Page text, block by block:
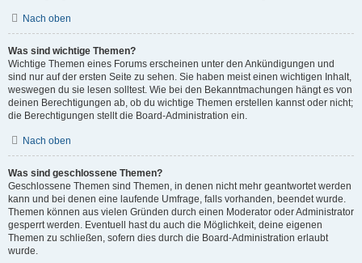
Nach oben
Was sind wichtige Themen?
Wichtige Themen eines Forums erscheinen unter den Ankündigungen und
sind nur auf der ersten Seite zu sehen. Sie haben meist einen wichtigen Inhalt,
weswegen du sie lesen solltest. Wie bei den Bekanntmachungen hängt es von
deinen Berechtigungen ab, ob du wichtige Themen erstellen kannst oder nicht;
die Berechtigungen stellt die Board-Administration ein.
Nach oben
Was sind geschlossene Themen?
Geschlossene Themen sind Themen, in denen nicht mehr geantwortet werden
kann und bei denen eine laufende Umfrage, falls vorhanden, beendet wurde.
Themen können aus vielen Gründen durch einen Moderator oder Administrator
gesperrt werden. Eventuell hast du auch die Möglichkeit, deine eigenen
Themen zu schließen, sofern dies durch die Board-Administration erlaubt
wurde.